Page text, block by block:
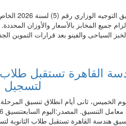
أكدت وزارة التموين والتجارة
جميع المخابز بالأسعار والأوزان
السياحى والفينو بعد قرارات التموين
هندسة القاهرة تستقبل
لتسجيل
هندسة القاهرة تستقبل طلاب الثانوية